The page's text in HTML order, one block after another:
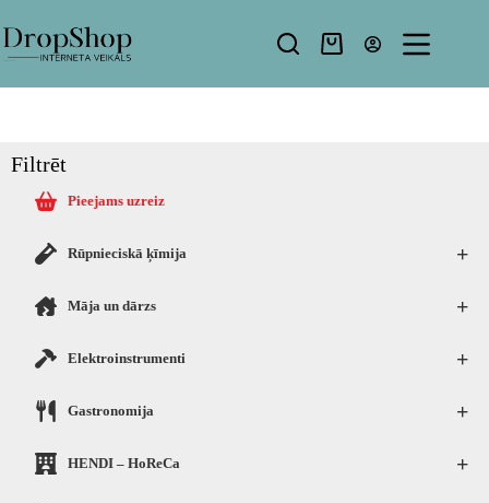
Filtrēt
Pieejams uzreiz
+
Rūpnieciskā ķīmija
+
Māja un dārzs
+
Elektroinstrumenti
+
Gastronomija
+
HENDI – HoReCa